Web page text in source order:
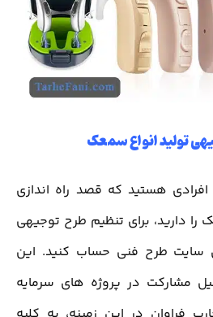
تولید انواع سمعک
هستید که قصد راه اندازی
را دارید، برای تنظیم طرح توجیهی
سایت طرح فنی حساب کنید. این
مشارکت در پروژه های سرمایه